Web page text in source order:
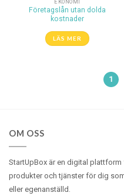
Företagslån utan dolda
kostnader
LÄS MER
1
OM OSS
StartUpBox är en digital plattform
produkter och tjänster för dig
eller egenanställd.